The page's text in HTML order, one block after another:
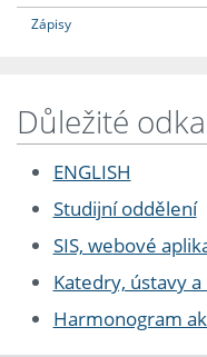
Zápisy
Důležité
ENGLISH
Studijní oddělení
SIS, webové
Katedry, ústavy
Harmonogram